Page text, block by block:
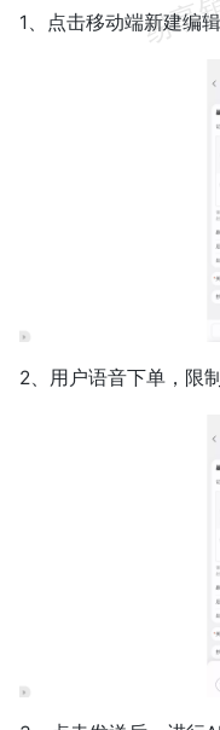
1、点击移动端新建编
2、用户语音下单，限